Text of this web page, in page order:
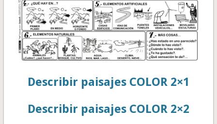
Describir paisajes COLOR 2×1
Describir paisajes COLOR 2×2